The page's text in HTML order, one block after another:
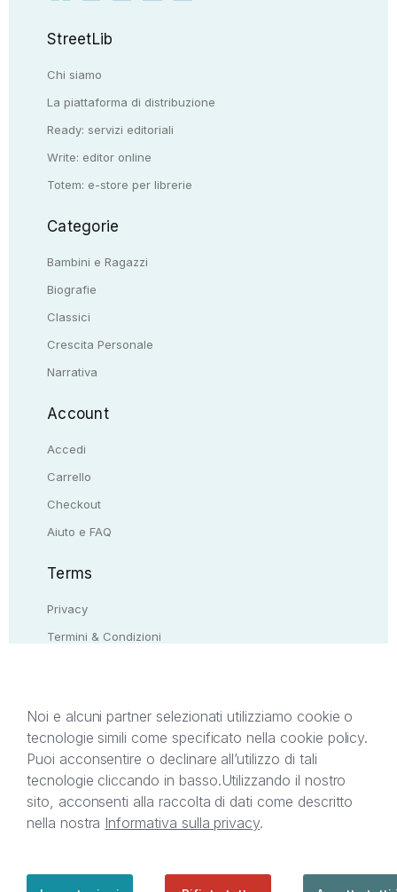
StreetLib
Chi siamo
La piattaforma di distribuzione
Ready: servizi editoriali
Write: editor online
Totem: e-store per librerie
Categorie
Bambini e Ragazzi
Biografie
Classici
Crescita Personale
Narrativa
Account
Accedi
Carrello
Checkout
Aiuto e FAQ
Terms
Privacy
Termini & Condizioni
Il presente sito web è di proprietà di StreetLib S.r.l.
C.F. e P.IVA 05338720963. StreetLib S.r.l. è
titolare di tutti i diritti di proprietà intellettuale
afferenti ai marchi, loghi e segni distintivi presenti
sul sito web. Si invita l’utente a prendere visione
support@streetlib.com
Noi e alcuni partner selezionati utilizziamo cookie o
tecnologie simili come specificato nella cookie policy.
Puoi acconsentire o declinare all’utilizzo di tali
tecnologie cliccando in basso.Utilizzando il nostro
sito, acconsenti alla raccolta di dati come descritto
nella nostra Informativa sulla privacy.